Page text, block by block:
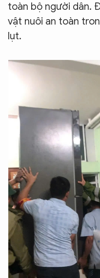
toàn bộ người dân.
vật nuôi an toàn
lụt.